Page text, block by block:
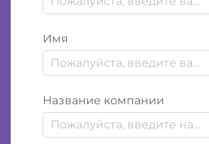
Имя
Название компании